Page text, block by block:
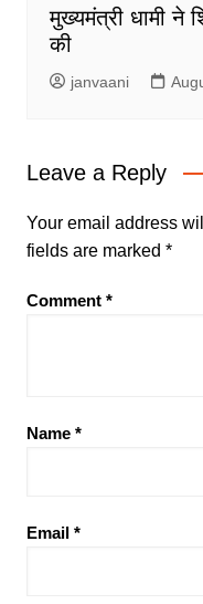
मुख्यमंत्री धामी ने
की
janvaani
Leave a Reply
Your email address
fields are marked *
Comment *
Name *
Email *